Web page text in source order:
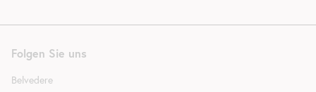
Folgen Sie uns
Belvedere